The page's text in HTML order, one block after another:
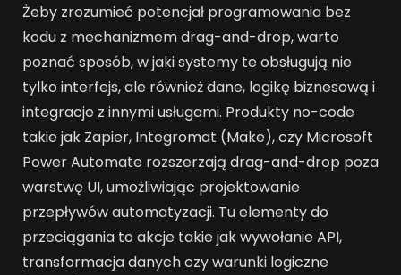
Żeby zrozumieć potencjał programowania bez
kodu z mechanizmem drag-and-drop, warto
poznać sposób, w jaki systemy te obsługują nie
tylko interfejs, ale również dane, logikę biznesową i
integracje z innymi usługami. Produkty no-code
takie jak Zapier, Integromat (Make), czy Microsoft
Power Automate rozszerzają drag-and-drop poza
warstwę UI, umożliwiając projektowanie
przepływów automatyzacji. Tu elementy do
przeciągania to akcje takie jak wywołanie API,
transformacja danych czy warunki logiczne